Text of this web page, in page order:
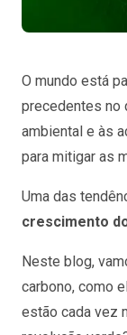
O mundo está
precedentes no
ambiental e às
para mitigar as
Uma das
crescimento
Neste blog,
carbono, como
estão cada vez